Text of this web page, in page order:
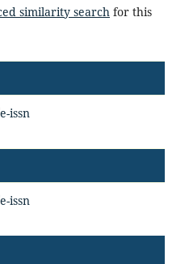
similarity searchfor this